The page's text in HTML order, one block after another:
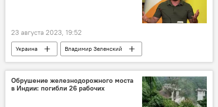
23 августа 2023, 19:52
Украина
Владимир Зеленский
США
президентские выборы
Обрушение железнодорожного моста
в Индии: погибли 26 рабочих